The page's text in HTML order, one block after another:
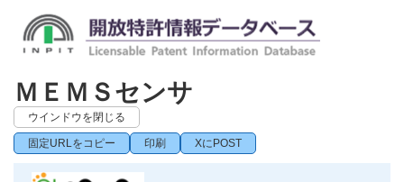
ＭＥＭＳセンサ
ウインドウを閉じる
固定URLをコピー 印刷 XにPOST